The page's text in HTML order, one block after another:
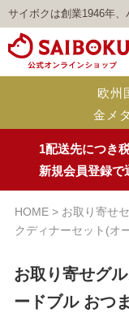
サイボクは創業1946年
欧州
金メ
1配送先につき
新規会員登録で
HOME お取り寄せ
クディナーセット(オ
お取り寄せグ
ードブル おつ